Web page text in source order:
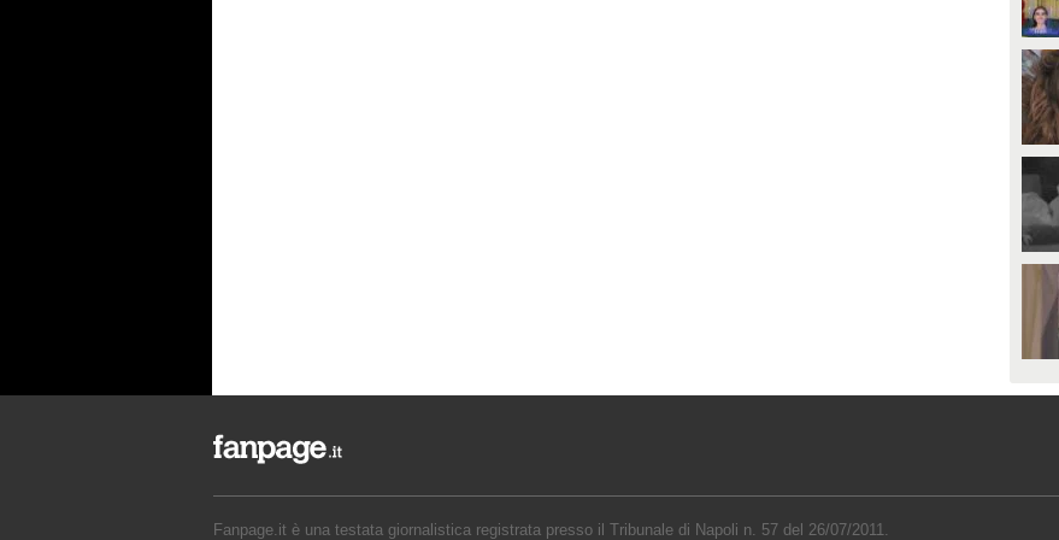
Fanpage.it è una testata giornalistica registrata presso il Tribunale di Napoli n. 57 del 26/07/2011.